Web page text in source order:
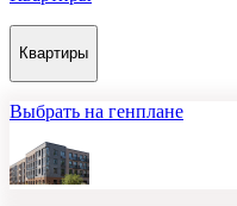
Квартиры
Выбрать на генплане